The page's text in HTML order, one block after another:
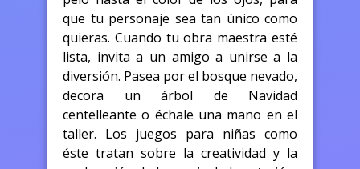
que tu personaje sea tan único como
quieras. Cuando tu obra maestra esté
lista, invita a un amigo a unirse a la
diversión. Pasea por el bosque nevado,
decora un árbol de Navidad
centelleante o échale una mano en el
taller. Los juegos para niñas como
éste tratan sobre la creatividad y la